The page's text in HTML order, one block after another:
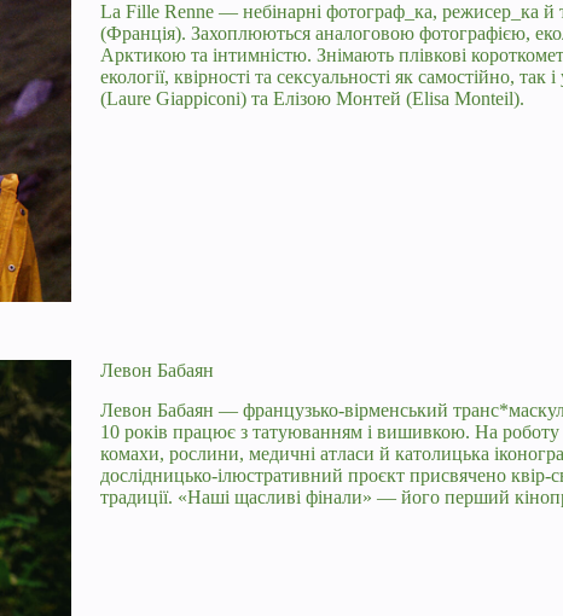
La Fille Renne — небінарні фотограф_ка, режисер_ка й
(Франція). Захоплюються аналоговою фотографією,
Арктикою та інтимністю. Знімають плівкові
екології, квірності та сексуальності як самостійно, так
(Laure Giappiconi) та Елізою Монтей (Elisa Monteil).
Левон Бабаян
Левон Бабаян — французько-вірменський
10 років працює з татуюванням і вишивкою. На
комахи, рослини, медичні атласи й католицька
дослідницько-ілюстративний проєкт присвячено квір-
традиції. «Наші щасливі фінали» — його перший